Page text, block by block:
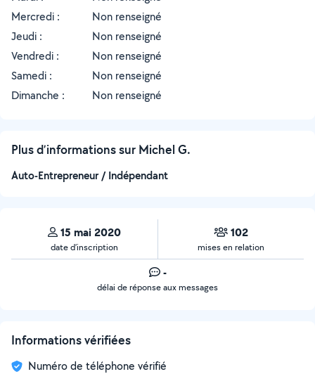
Mercredi :
Non renseigné
Jeudi :
Non renseigné
Vendredi :
Non renseigné
Samedi :
Non renseigné
Dimanche :
Non renseigné
Plus d’informations sur Michel G.
Auto-Entrepreneur / Indépendant
15 mai 2020
date d’inscription
102
mises en relation
-
délai de réponse aux messages
Informations vérifiées
Numéro de téléphone vérifié